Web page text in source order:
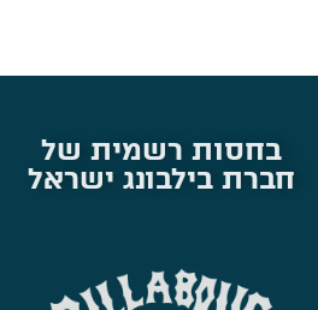
בחסות רשמית של
חברת בילבונג ישראל